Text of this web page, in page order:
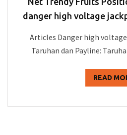
danger high voltage
Articles Danger high
Taruhan dan Payline:
READ